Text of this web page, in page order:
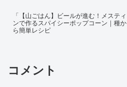
「【山ごはん】ビールが進む！メスティ
ンで作るスパイシーポップコーン｜種か
ら簡単レシピ
コメント